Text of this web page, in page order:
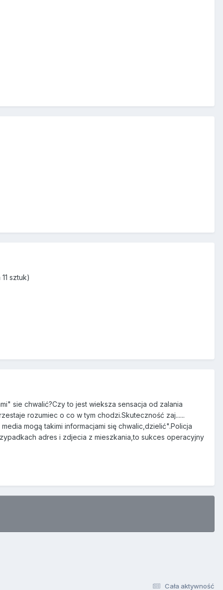
sztuk)
sie chwalić?Czy to jest wieksza sensacja od zalania
rozumiec o co w tym chodzi.Skuteczność zaj......
mogą takimi informacjami się chwalic,dzielić".Policja
adres i zdjecia z mieszkania,to sukces operacyjny
Cała aktywność